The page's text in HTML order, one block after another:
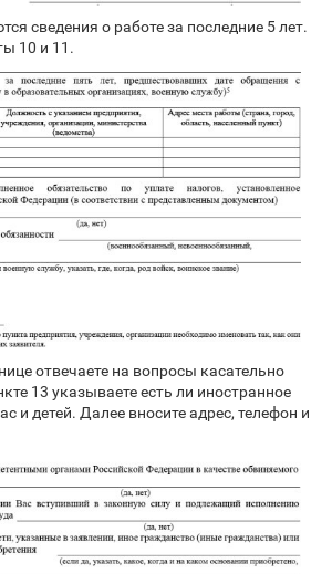
сведения о работе за последние 5 лет.
10 и 11.
отвечаете на вопросы касательно
13 указываете есть ли иностранное
и детей. Далее вносите адрес, телефон и